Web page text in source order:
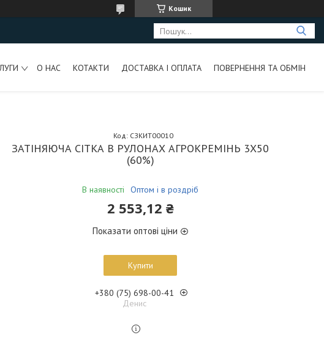
Кошик
О НАС КОТАКТИ ДОСТАВКА І ОПЛАТА ПОВЕРНЕННЯ ТА ОБМІН
ЗАТІНЯЮЧА СІТКА В РУЛОНАХ АГРОКРЕМІНЬ 3Х50
(60%)
В наявності Оптом і в роздріб
Код: СЗКИТ00010
2 553,12 ₴
Показати оптові ціни
Купити
+380 (75) 698-00-41
Денис